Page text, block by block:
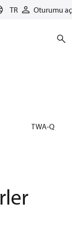
TR Oturumu aç
TWA-Q